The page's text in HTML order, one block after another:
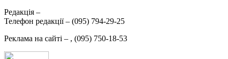
Редакція –
Телефон редакції – (095) 794-29-25
Реклама на сайті – , (095) 750-18-53